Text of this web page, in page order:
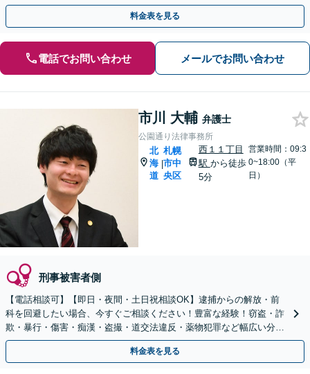
【スピード対応】
料金表を見る
電話でお問い合わせ メールでお問い合わせ
市川 大輔 弁護士
公園通り法律事務所
北
海
道
|
札幌
市中
央区
西１１丁目
駅 から徒歩
5分
営業時間：09:3
0~18:00（平
日）
刑事被害者側
【電話相談可】【即日・夜間・土日祝相談OK】逮捕からの解放・前
科を回避したい場合、今すぐご相談ください！豊富な経験！窃盗・詐
欺・暴行・傷害・痴漢・盗撮・道交法違反・薬物犯罪など幅広い分野
に対応可能！【秘密厳守】【東西線「西11丁目駅」5分】
料金表を見る